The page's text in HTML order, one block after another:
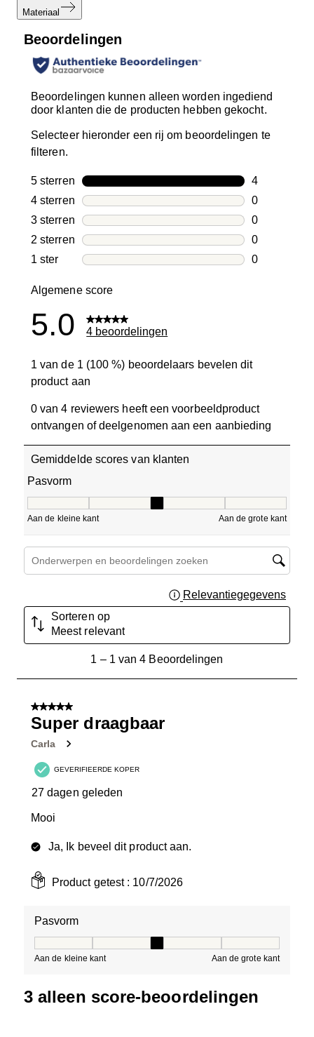
Materiaal
Beoordelingen
Beoordelingen kunnen alleen worden ingediend
door klanten die de producten hebben gekocht.
Selecteer hieronder een rij om beoordelingen te
filteren.
5 sterren sterren
4
4
4 sterren sterren
0
0
3 sterren sterren
0
0
2 sterren sterren
0
0
1 ster sterren
0
Algemene score
5.0 4 beoordelingen
1 van de 1 (100 %) beoordelaars bevelen dit
product aan
0 van 4 reviewers heeft een voorbeeldproduct
ontvangen of deelgenomen aan een aanbieding
Gemiddelde scores van klanten
Pasvorm
Aan de kleine kant Aan de grote kant
Onderwerpen en beoordelingen zoeken per regio
Relevantiegegevens
Sorteren op
Meest relevant
van
Beoordelingen.
1 – 1 van 4 Beoordelingen
5 van 5 sterren.
Super draagbaar
Carla
GEVERIFIEERDE KOPER
27 dagen geleden
Mooi
Ja, Ik beveel dit product aan.
Product getest : 10/7/2026
Pasvorm
Aan de kleine kant Aan de grote kant
3 alleen score-beoordelingen